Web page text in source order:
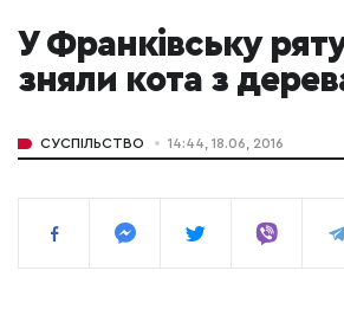
У Франківську
зняли кота з
СУСПІЛЬСТВО 14:44, 18.06, 2016